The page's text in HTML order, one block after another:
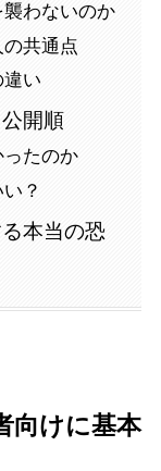
わないのか
共通点
い
開順
たのか
？
本当の恐
向けに基本